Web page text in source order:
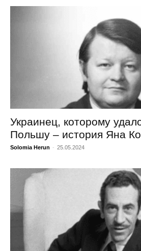
Украинец, которому
Польшу – история Яна
Solomia Herun - 25.05.2024